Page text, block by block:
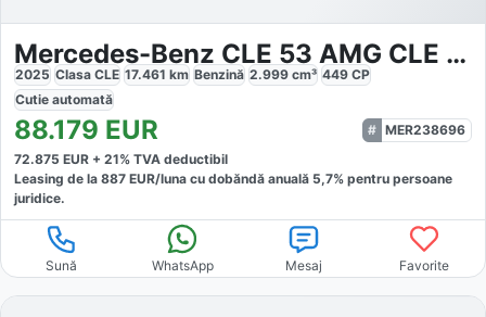
Mercedes-Benz CLE 53 AMG CLE 53 4M Coupé
2025 Clasa CLE 17.461 km Benzină 2.999 cm³ 449 CP
Cutie automată
88.179 EUR
MER238696
72.875 EUR + 21% TVA deductibil
Leasing de la 887 EUR/luna cu dobăndă anuală 5,7% pentru persoane
juridice.
Sună WhatsApp Mesaj Favorite